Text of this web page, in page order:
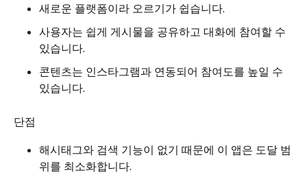
새로운 플랫폼이라 오르기가 쉽습니다.
사용자는 쉽게 게시물을 공유하고 대화에 참여할 수
있습니다.
콘텐츠는 인스타그램과 연동되어 참여도를 높일 수
있습니다.
단점
해시태그와 검색 기능이 없기 때문에 이 앱은 도달 범
위를 최소화합니다.